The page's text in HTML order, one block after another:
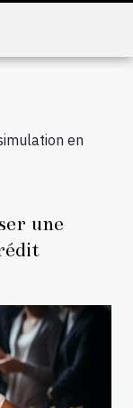
en
une